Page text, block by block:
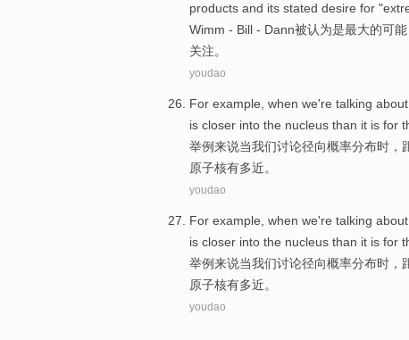
products and its stated desire for "
Wimm - Bill - Dann被认为是最大的可能
关注。
youdao
For example when we're talking about
is closer into the nucleus than it is for
举例来说当我们讨论径向概率分布时 ，
原子核有多近。
youdao
For example when we're talking about
is closer into the nucleus than it is for
举例来说当我们讨论径向概率分布时 ，
原子核有多近。
youdao